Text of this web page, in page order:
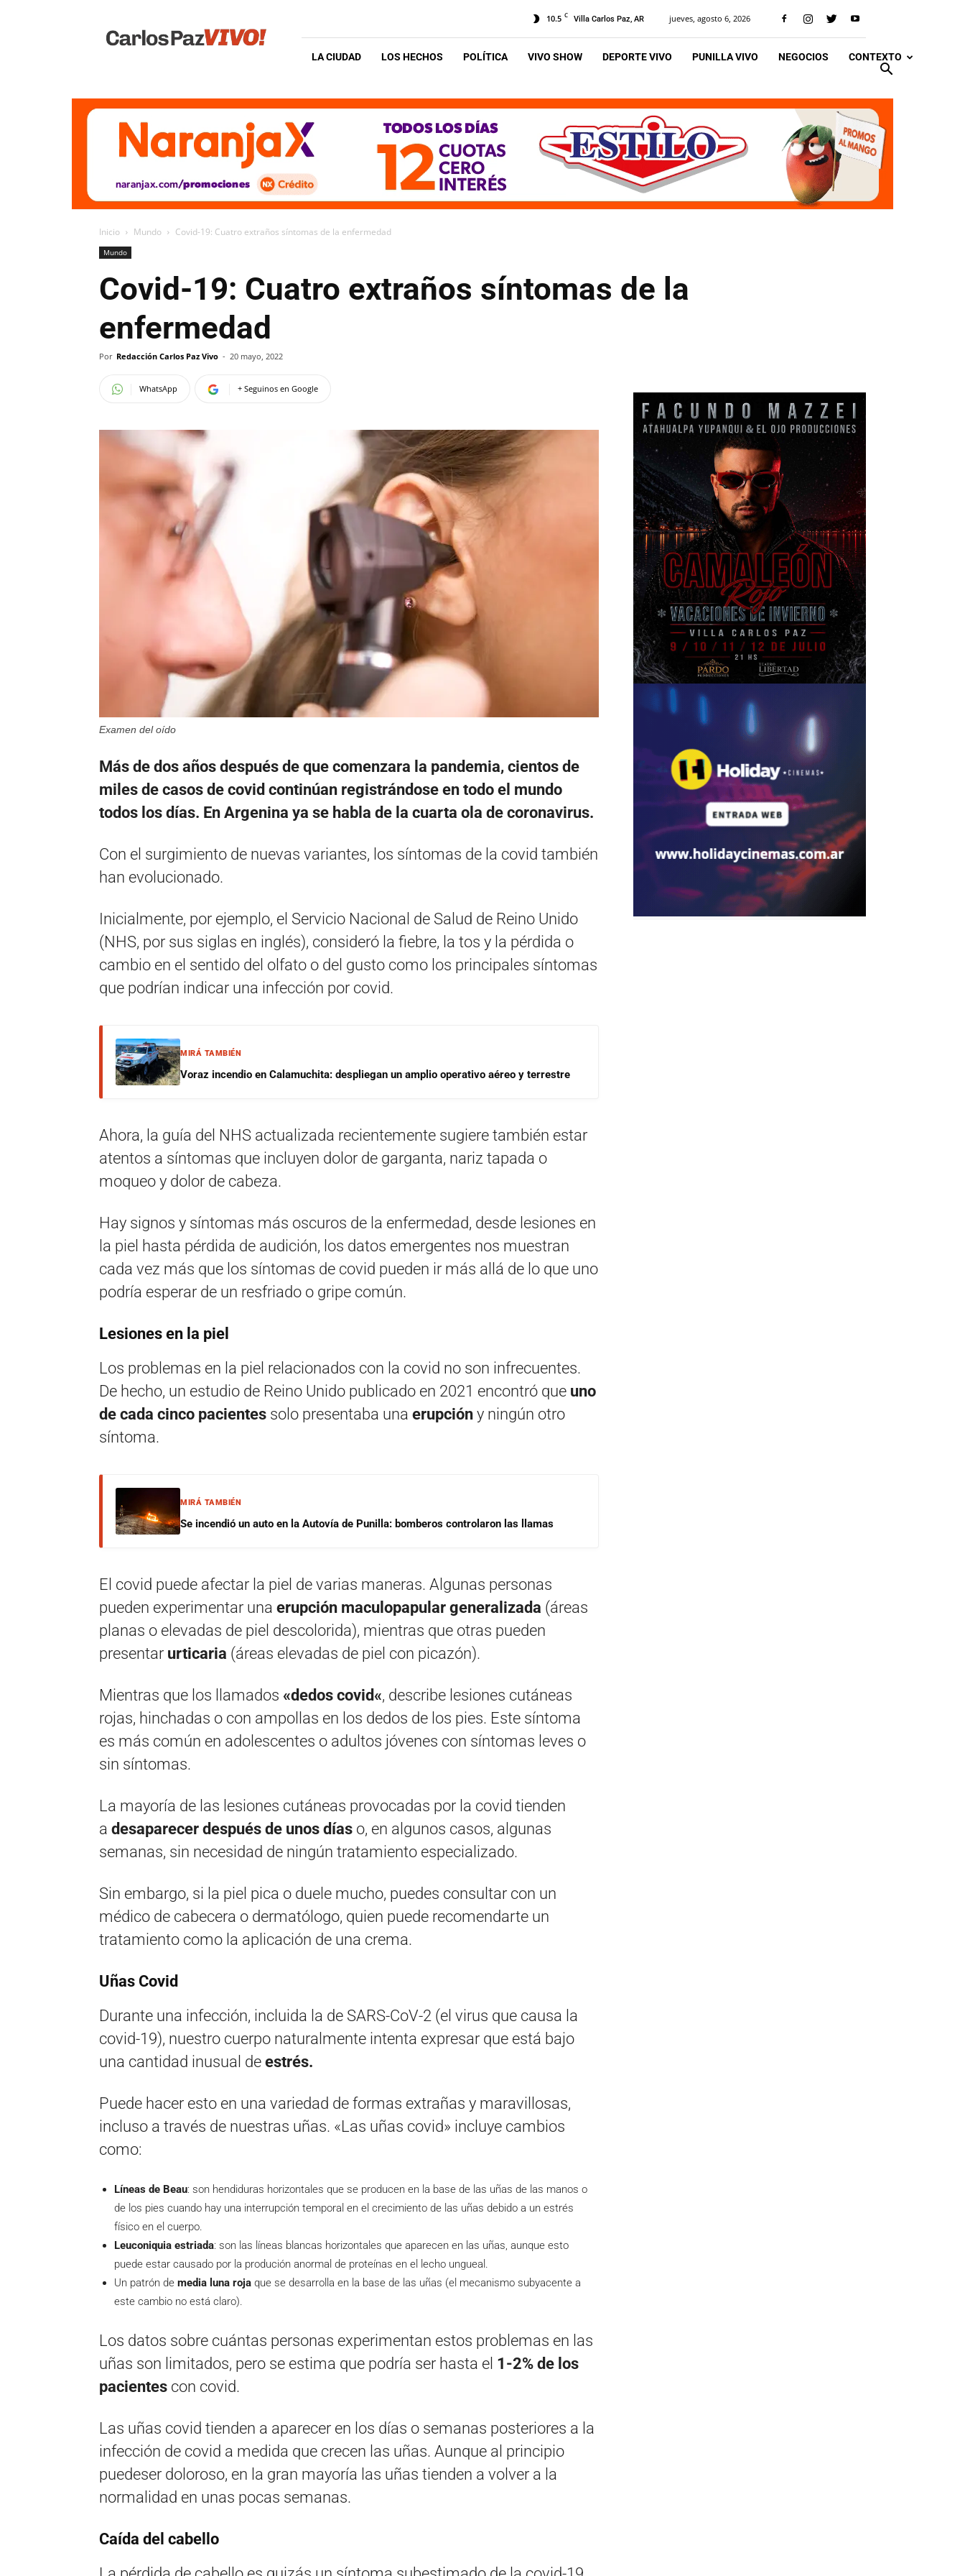
Vivo
10.5 C Villa Carlos Paz, AR jueves, agosto 6, 2026
LA CIUDAD LOS HECHOS POLÍTICA VIVO SHOW DEPORTE VIVO PUNILLA VIVO NEGOCIOS CONTEXTO
Inicio Mundo Covid-19: Cuatro extraños síntomas de la enfermedad
Mundo
Covid-19: Cuatro extraños síntomas de la
enfermedad
Por Redacción Carlos Paz Vivo - 20 mayo, 2022
WhatsApp + Seguinos en Google
Examen del oído
Más de dos años después de que comenzara la pandemia, cientos de
miles de casos de covid continúan registrándose en todo el mundo
todos los días. En Argenina ya se habla de la cuarta ola de coronavirus.
Con el surgimiento de nuevas variantes, los síntomas de la covid también
han evolucionado.
Inicialmente, por ejemplo, el Servicio Nacional de Salud de Reino Unido
(NHS, por sus siglas en inglés), consideró la fiebre, la tos y la pérdida o
cambio en el sentido del olfato o del gusto como los principales síntomas
que podrían indicar una infección por covid.
MIRÁ TAMBIÉN
Voraz incendio en Calamuchita: despliegan un amplio operativo aéreo y terrestre
Ahora, la guía del NHS actualizada recientemente sugiere también estar
atentos a síntomas que incluyen dolor de garganta, nariz tapada o
moqueo y dolor de cabeza.
Hay signos y síntomas más oscuros de la enfermedad, desde lesiones en
la piel hasta pérdida de audición, los datos emergentes nos muestran
cada vez más que los síntomas de covid pueden ir más allá de lo que uno
podría esperar de un resfriado o gripe común.
Lesiones en la piel
Los problemas en la piel relacionados con la covid no son infrecuentes.
De hecho, un estudio de Reino Unido publicado en 2021 encontró que uno
de cada cinco pacientes solo presentaba una erupción y ningún otro
síntoma.
MIRÁ TAMBIÉN
Se incendió un auto en la Autovía de Punilla: bomberos controlaron las llamas
El covid puede afectar la piel de varias maneras. Algunas personas
pueden experimentar una erupción maculopapular generalizada (áreas
planas o elevadas de piel descolorida), mientras que otras pueden
presentar urticaria (áreas elevadas de piel con picazón).
Mientras que los llamados «dedos covid«, describe lesiones cutáneas
rojas, hinchadas o con ampollas en los dedos de los pies. Este síntoma
es más común en adolescentes o adultos jóvenes con síntomas leves o
sin síntomas.
La mayoría de las lesiones cutáneas provocadas por la covid tienden
a desaparecer después de unos días o, en algunos casos, algunas
semanas, sin necesidad de ningún tratamiento especializado.
Sin embargo, si la piel pica o duele mucho, puedes consultar con un
médico de cabecera o dermatólogo, quien puede recomendarte un
tratamiento como la aplicación de una crema.
Uñas Covid
Durante una infección, incluida la de SARS-CoV-2 (el virus que causa la
covid-19), nuestro cuerpo naturalmente intenta expresar que está bajo
una cantidad inusual de estrés.
Puede hacer esto en una variedad de formas extrañas y maravillosas,
incluso a través de nuestras uñas. «Las uñas covid» incluye cambios
como:
Líneas de Beau: son hendiduras horizontales que se producen en la base de las uñas de las manos o
de los pies cuando hay una interrupción temporal en el crecimiento de las uñas debido a un estrés
físico en el cuerpo.
Leuconiquia estriada: son las líneas blancas horizontales que aparecen en las uñas, aunque esto
puede estar causado por la produción anormal de proteínas en el lecho ungueal.
Un patrón de media luna roja que se desarrolla en la base de las uñas (el mecanismo subyacente a
este cambio no está claro).
Los datos sobre cuántas personas experimentan estos problemas en las
uñas son limitados, pero se estima que podría ser hasta el 1-2% de los
pacientes con covid.
Las uñas covid tienden a aparecer en los días o semanas posteriores a la
infección de covid a medida que crecen las uñas. Aunque al principio
puedeser doloroso, en la gran mayoría las uñas tienden a volver a la
normalidad en unas pocas semanas.
Caída del cabello